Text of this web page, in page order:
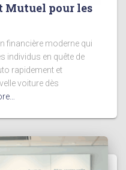
Mutuel pour les
financière moderne qui
individus en quête de
rapidement et
voiture dès